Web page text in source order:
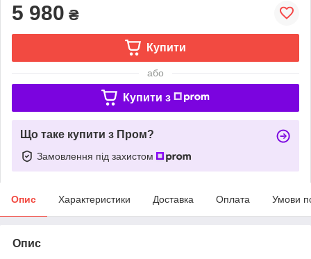
5 980 ₴
Купити
або
Купити з
Що таке купити з Пром?
Замовлення під захистом
Опис Характеристики Доставка Оплата Умови
Опис